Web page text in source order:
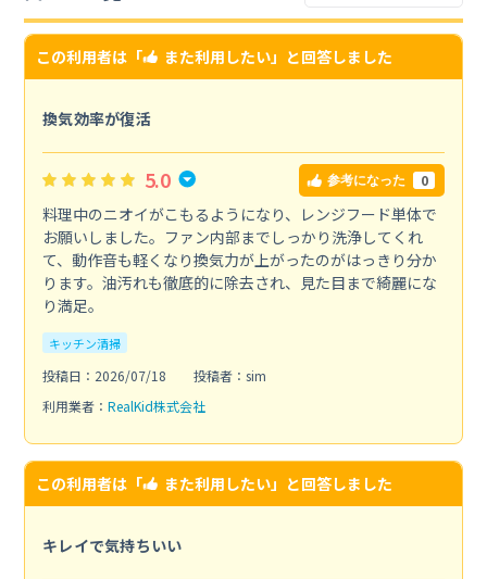
この利用者は「 また利用したい」と回答しました
換気効率が復活
5.0 参考になった 0
料理中のニオイがこもるようになり、レンジフード単体で
お願いしました。ファン内部までしっかり洗浄してくれ
て、動作音も軽くなり換気力が上がったのがはっきり分か
ります。油汚れも徹底的に除去され、見た目まで綺麗にな
り満足。
キッチン清掃
投稿日：2026/07/18
投稿者：sim
利用業者： RealKid株式会社
この利用者は「 また利用したい」と回答しました
キレイで気持ちいい